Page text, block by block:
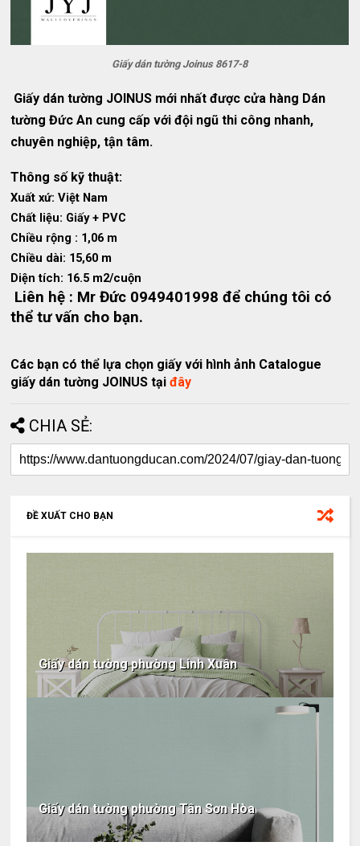
Giấy dán tường Joinus 8617-8
Giấy dán tường JOINUS mới nhất được cửa hàng Dán
tường Đức An cung cấp với đội ngũ thi công nhanh,
chuyên nghiệp, tận tâm.
Thông số kỹ thuật:
Xuất xứ: Việt Nam
Chất liệu: Giấy + PVC
Chiều rộng : 1,06 m
Chiều dài: 15,60 m
Diện tích: 16.5 m2/cuộn
Liên hệ : Mr Đức 0949401998 để chúng tôi có
thể tư vấn cho bạn.
Các bạn có thể lựa chọn giấy với hình ảnh Catalogue
giấy dán tường JOINUS tạiđây
CHIA SẺ:
ĐỀ XUẤT CHO BẠN
Giấy dán tường phường Linh Xuân
Giấy dán tường phường Tân Sơn Hòa